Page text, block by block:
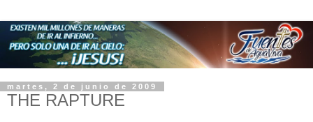
martes, 2 de junio de 2009
THE RAPTURE